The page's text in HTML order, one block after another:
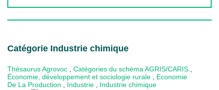
Catégorie Industrie chimique
Thésaurus Agrovoc Catégories du schéma AGRIS/CARIS
Économie, développement et sociologie rurale
Economie
De La Production
Industrie Industrie chimique